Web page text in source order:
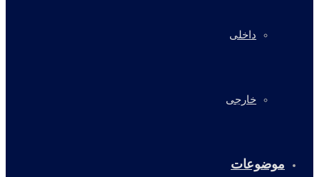
داخلی
خارجی
موضوعات